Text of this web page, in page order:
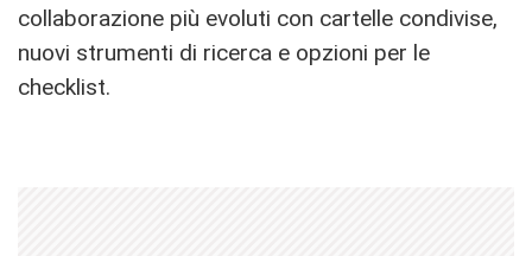
collaborazione più evoluti con cartelle condivise,
nuovi strumenti di ricerca e opzioni per le
checklist.